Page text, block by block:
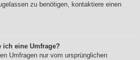
zu benötigen, kontaktiere einen
ich eine Umfrage?
Umfragen nur vom ursprünglichen